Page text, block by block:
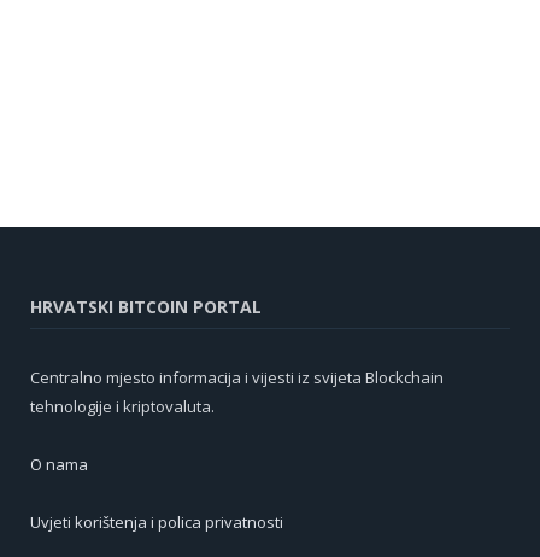
HRVATSKI BITCOIN PORTAL
Centralno mjesto informacija i vijesti iz svijeta Blockchain
tehnologije i kriptovaluta.
O nama
Uvjeti korištenja i polica privatnosti